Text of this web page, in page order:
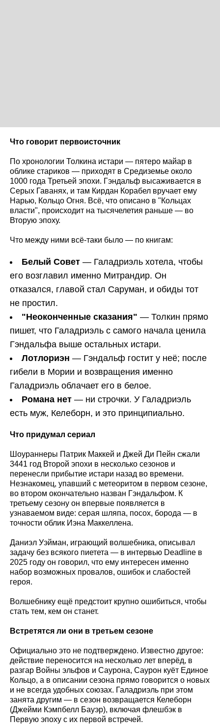
Что говорит первоисточник
По хронологии Толкина истари — пятеро майар в
облике стариков — приходят в Средиземье около
1000 года Третьей эпохи. Гэндальф высаживается в
Серых Гаванях, и там Кирдан Корабел вручает ему
Нарью, Кольцо Огня. Всё, что описано в "Кольцах
власти", происходит на тысячелетия раньше — во
Вторую эпоху.
Что между ними всё-таки было — по книгам:
Белый Совет — Галадриэль хотела, чтобы
его возглавил именно Митрандир. Он
отказался, главой стал Саруман, и обиды тот
не простил.
"Неоконченные сказания" — Толкин прямо
пишет, что Галадриэль с самого начала ценила
Гэндальфа выше остальных истари.
Лотлориэн — Гэндальф гостит у неё; после
гибели в Мории и возвращения именно
Галадриэль облачает его в белое.
Романа нет — ни строчки. У Галадриэль
есть муж, Келеборн, и это принципиально.
Что придумал сериал
Шоураннеры Патрик Маккей и Джей Ди Пейн сжали
3441 год Второй эпохи в несколько сезонов и
перенесли прибытие истари назад во времени.
Незнакомец, упавший с метеоритом в первом сезоне,
во втором окончательно назван Гэндальфом. К
третьему сезону он впервые появляется в
узнаваемом виде: серая шляпа, посох, борода — в
точности облик Иэна Маккеллена.
Даниэл Уэйман, играющий волшебника, описывал
задачу без всякого пиетета — в интервью Deadline в
2025 году он говорил, что ему интересен именно
набор возможных провалов, ошибок и слабостей
героя.
Волшебнику ещё предстоит крупно ошибиться, чтобы
стать тем, кем он станет.
Встретятся ли они в третьем сезоне
Официально это не подтверждено. Известно другое:
действие переносится на несколько лет вперёд, в
разгар Войны эльфов и Саурона, Саурон куёт Единое
Кольцо, а в описании сезона прямо говорится о новых
и не всегда удобных союзах. Галадриэль при этом
занята другим — в сезон возвращается Келеборн
(Джейми Кэмпбелл Бауэр), включая флешбэк в
Первую эпоху с их первой встречей.